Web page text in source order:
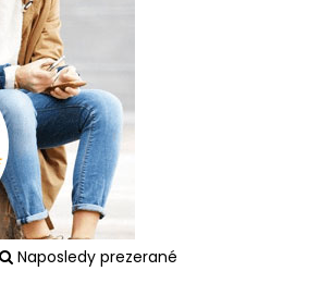
Naposledy prezerané